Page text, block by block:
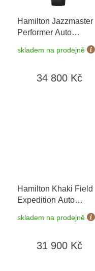
Hamilton Jazzmaster
Performer Auto
skladem na prodejně
34 800 Kč
Hamilton Khaki Field
Expedition Auto
prodloužená záruka 5
skladem na prodejně
31 900 Kč